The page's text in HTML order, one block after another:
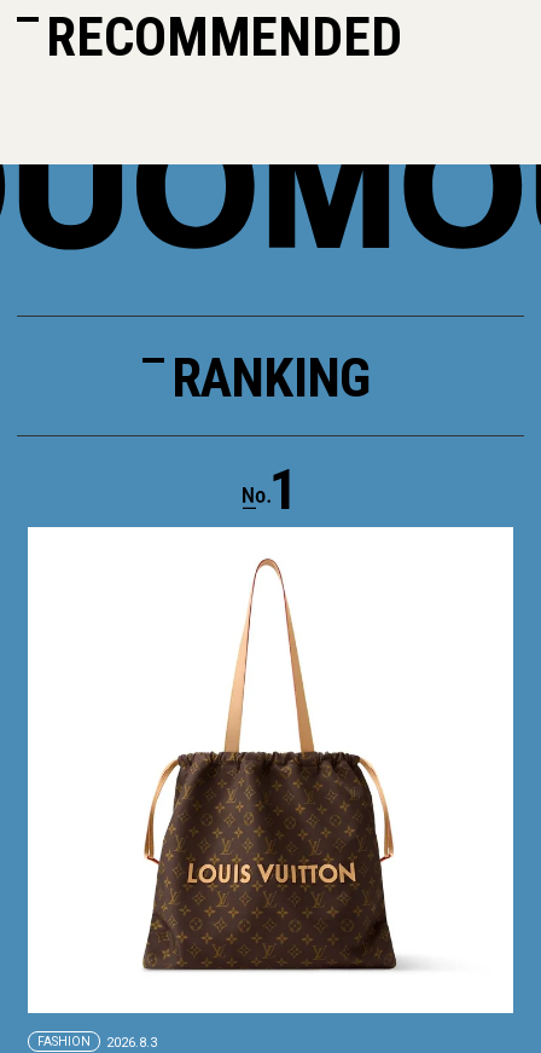
RECOMMENDED
RANKING
1
FASHION 2026.8.3